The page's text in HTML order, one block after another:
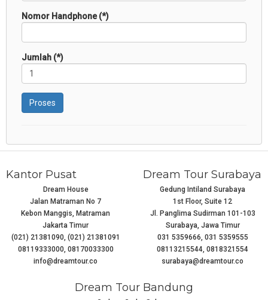
Nomor Handphone (*)
Jumlah (*)
Proses
Kantor Pusat
Dream House
Jalan Matraman No 7
Kebon Manggis, Matraman
Jakarta Timur
(021) 21381090, (021) 21381091
08119333000, 08170033300
info@dreamtour.co
Dream Tour Surabaya
Gedung Intiland Surabaya
1st Floor, Suite 12
Jl. Panglima Sudirman 101-103
Surabaya, Jawa Timur
031 5359666, 031 5359555
08113215544, 0818321554
surabaya@dreamtour.co
Dream Tour Bandung